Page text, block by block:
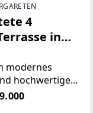
4
in
modernes
hochwertiger
Materialien,